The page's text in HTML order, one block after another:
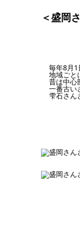
＜盛岡
毎年8月1
地域ごと
昔は中心
一番古い
雫石さん